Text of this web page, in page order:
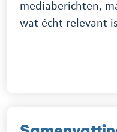
mediaberichten,
wat écht relevant